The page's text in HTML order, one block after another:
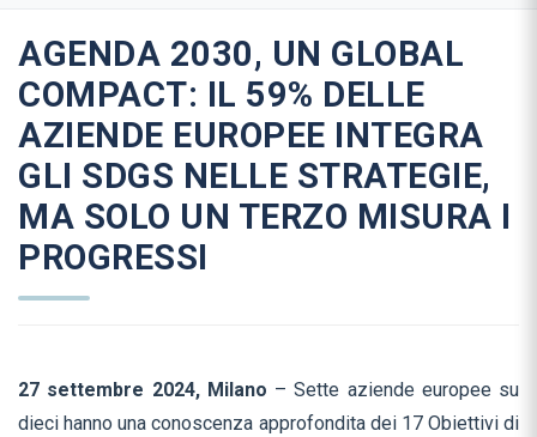
AGENDA 2030, UN GLOBAL
COMPACT: IL 59% DELLE
AZIENDE EUROPEE INTEGRA
GLI SDGS NELLE STRATEGIE,
MA SOLO UN TERZO MISURA I
PROGRESSI
27 settembre 2024, Milano – Sette aziende europee su
dieci hanno una conoscenza approfondita dei 17 Obiettivi di